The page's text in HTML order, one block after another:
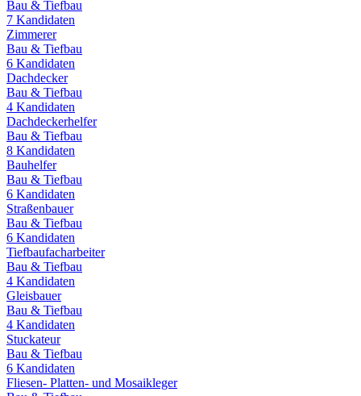
Bau & Tiefbau
7 Kandidaten
Zimmerer
Bau & Tiefbau
6 Kandidaten
Dachdecker
Bau & Tiefbau
4 Kandidaten
Dachdeckerhelfer
Bau & Tiefbau
8 Kandidaten
Bauhelfer
Bau & Tiefbau
6 Kandidaten
Straßenbauer
Bau & Tiefbau
6 Kandidaten
Tiefbaufacharbeiter
Bau & Tiefbau
4 Kandidaten
Gleisbauer
Bau & Tiefbau
4 Kandidaten
Stuckateur
Bau & Tiefbau
6 Kandidaten
Fliesen- Platten- und Mosaikleger